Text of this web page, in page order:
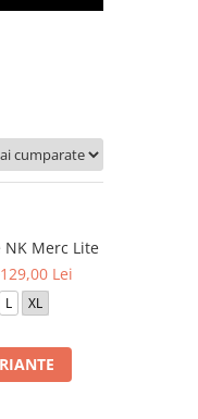
Merc Lite
129,00 Lei
L XL